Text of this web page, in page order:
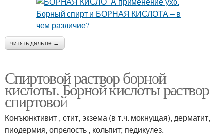
читать дальше →
Спиртовой раствор борной
кислоты. Борной кислоты раствор
спиртовой
Конъюнктивит , отит, экзема (в т.ч. мокнущая), дерматит,
пиодермия, опрелость , кольпит; педикулез.